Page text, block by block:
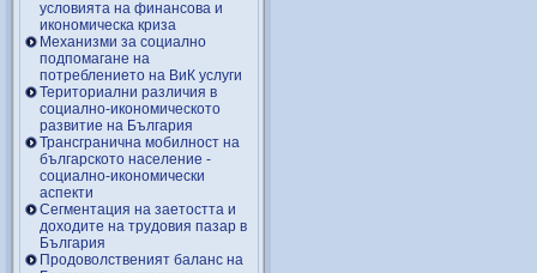
условията на финансова и
икономическа криза
Механизми за социално
подпомагане на
потреблението на ВиК услуги
Териториални различия в
социално-икономическото
развитие на България
Трансгранична мобилност на
българското население -
социално-икономически
аспекти
Сегментация на заетостта и
доходите на трудовия пазар в
България
Продоволственият баланс на